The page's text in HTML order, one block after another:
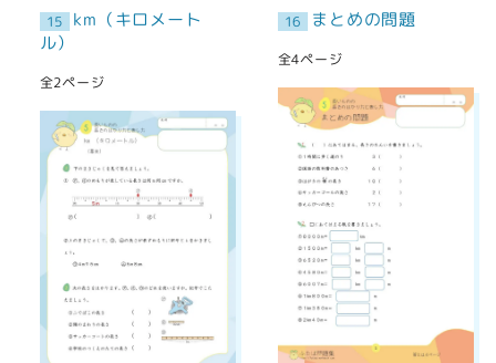
15
km（キロメート
ル）
全2ページ
16 まとめの問題
全4ページ